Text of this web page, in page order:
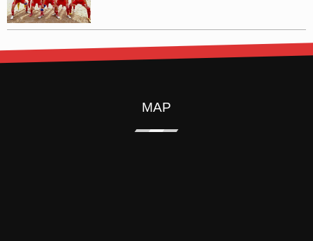
MAP